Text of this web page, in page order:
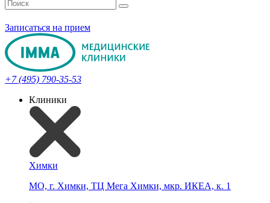
Записаться на прием
+7 (495) 790-35-53
Клиники
Химки
МО, г. Химки, ТЦ Мега Химки, мкр. ИКЕА, к. 1